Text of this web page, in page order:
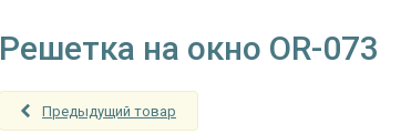
Решетка на окно OR-073
Предыдущий товар